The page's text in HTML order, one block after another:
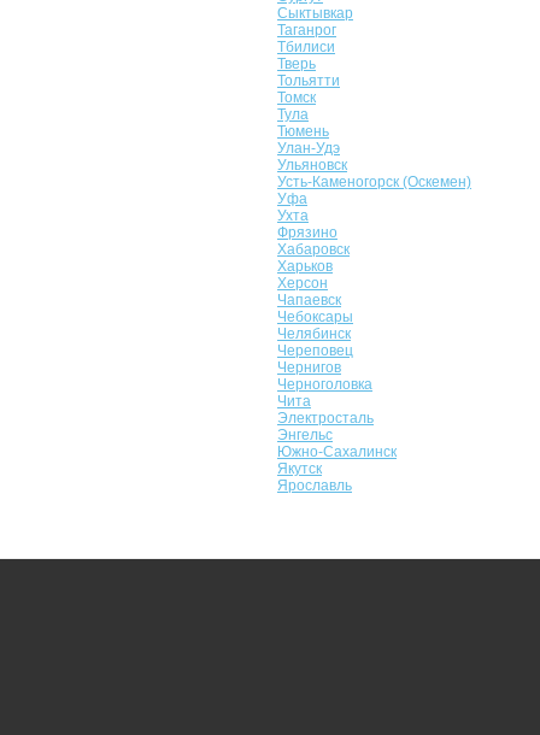
Сыктывкар
Таганрог
Тбилиси
Тверь
Тольятти
Томск
Тула
Тюмень
Улан-Удэ
Ульяновск
Усть-Каменогорск (Оскемен)
Уфа
Ухта
Фрязино
Хабаровск
Харьков
Херсон
Чапаевск
Чебоксары
Челябинск
Череповец
Чернигов
Черноголовка
Чита
Электросталь
Энгельс
Южно-Сахалинск
Якутск
Ярославль